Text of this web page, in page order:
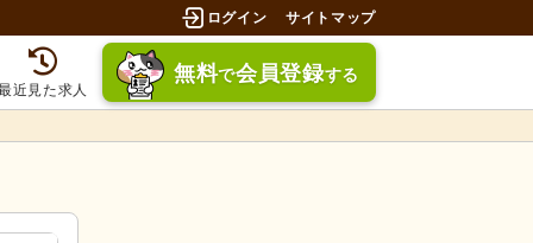
ログイン サイトマップ
近見た求人
無料で会員登録する